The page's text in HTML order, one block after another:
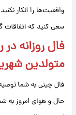
واقعیت‌ها را انکار
سعی کنید که اتفاقات
متولدین
فال چینی به شما
حال و هوای امروز به